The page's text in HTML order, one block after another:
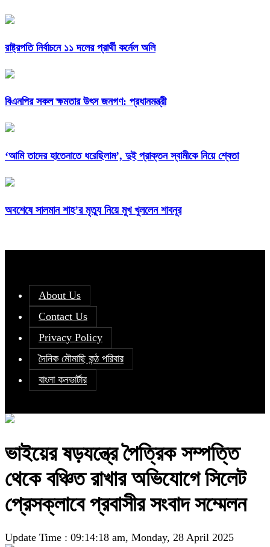
রাষ্ট্রপতি নির্বাচনে ১১ দলের প্রার্থী কর্নেল অলি
বিএনপির সকল ক্ষমতার উৎস জনগণ: প্রধানমন্ত্রী
‘আমি তাদের হাতেনাতে ধরেছিলাম’, দুই প্রাক্তন স্বামীকে নিয়ে শ্বেতা
অবশেষে সালমান শাহ’র মৃত্যু নিয়ে মুখ খুললেন শাবনূর
About Us
Contact Us
Privacy Policy
দৈনিক মৌমাছি কন্ঠ পরিবার
বাংলা কনভার্টার
ভাইয়ের ষড়যন্ত্রে পৈত্রিক সম্পত্তি
থেকে বঞ্চিত রাখার অভিযোগে সিলেট
প্রেসক্লাবে প্রবাসীর সংবাদ সম্মেলন
Update Time : 09:14:18 am, Monday, 28 April 2025